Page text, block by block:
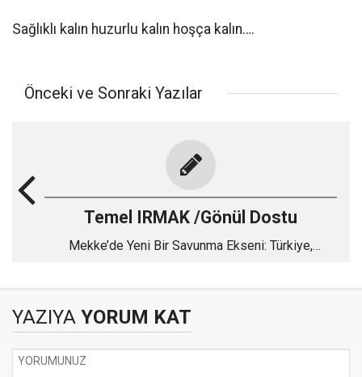
Sağlıklı kalın huzurlu kalın hoşça kalın….
Önceki ve Sonraki Yazılar
Temel IRMAK /Gönül Dostu
Mekke’de Yeni Bir Savunma Ekseni: Türkiye,
YAZIYA YORUM KAT